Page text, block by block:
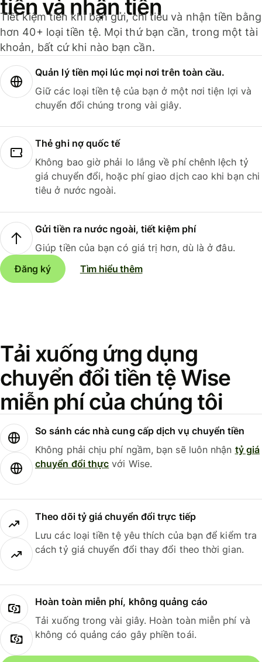
tiền và nhận tiền
Tiết kiệm tiền khi bạn gửi, chi tiêu và nhận tiền bằng
hơn 40+ loại tiền tệ. Mọi thứ bạn cần, trong một tài
khoản, bất cứ khi nào bạn cần.
Quản lý tiền mọi lúc mọi nơi trên toàn cầu.
Giữ các loại tiền tệ của bạn ở một nơi tiện lợi và
chuyển đổi chúng trong vài giây.
Thẻ ghi nợ quốc tế
Không bao giờ phải lo lắng về phí chênh lệch tỷ
giá chuyển đổi, hoặc phí giao dịch cao khi bạn chi
tiêu ở nước ngoài.
Gửi tiền ra nước ngoài, tiết kiệm phí
Giúp tiền của bạn có giá trị hơn, dù là ở đâu.
Đăng ký
Tìm hiểu thêm
Tải xuống ứng dụng
chuyển đổi tiền tệ Wise
miễn phí của chúng tôi
So sánh các nhà cung cấp dịch vụ chuyển tiền
Không phải chịu phí ngầm, bạn sẽ luôn nhận tỷ giá
chuyển đổi thực với Wise.
Theo dõi tỷ giá chuyển đổi trực tiếp
Lưu các loại tiền tệ yêu thích của bạn để kiểm tra
cách tỷ giá chuyển đổi thay đổi theo thời gian.
Hoàn toàn miễn phí, không quảng cáo
Tải xuống trong vài giây. Hoàn toàn miễn phí và
không có quảng cáo gây phiền toái.